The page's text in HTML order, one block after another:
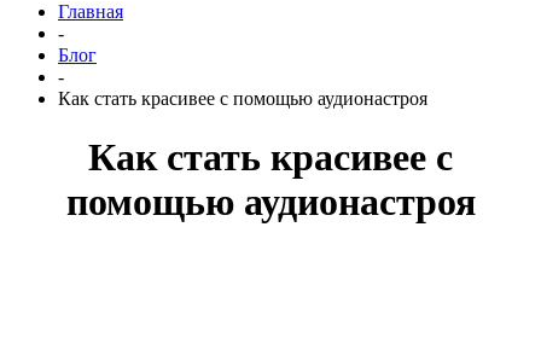
Главная
-
Блог
-
Как стать красивее с помощью аудионастроя
Как стать красивее с
помощью аудионастроя